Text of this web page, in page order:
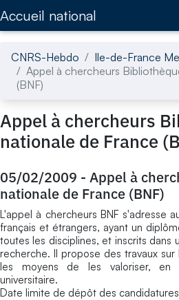
Accueil national
CNRS-Hebdo Ile-de-France
Appel à chercheurs
(BNF)
Appel à chercheurs
nationale de France
05/02/2009 - Appel à
nationale de France (BNF)
L'appel à chercheurs BNF s'adresse
français et étrangers, ayant un
toutes les disciplines, et inscrits dans
recherche. Il propose des travaux
les moyens de les valoriser, en
universitaire.
Date limite de dépôt des